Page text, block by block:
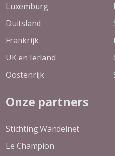
Luxemburg
Duitsland
Frankrijk
UK en Ierland
Oostenrijk
Onze partners
Stichting Wandelnet
Le Champion